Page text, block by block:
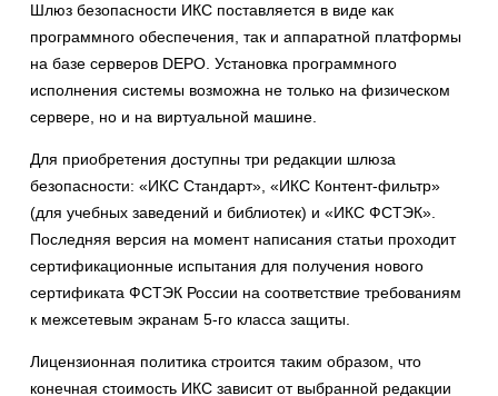
Шлюз безопасности ИКС поставляется в виде как
программного обеспечения, так и аппаратной платформы
на базе серверов DEPO. Установка программного
исполнения системы возможна не только на физическом
сервере, но и на виртуальной машине.
Для приобретения доступны три редакции шлюза
безопасности: «ИКС Стандарт», «ИКС Контент-фильтр»
(для учебных заведений и библиотек) и «ИКС ФСТЭК».
Последняя версия на момент написания статьи проходит
сертификационные испытания для получения нового
сертификата ФСТЭК России на соответствие требованиям
к межсетевым экранам 5-го класса защиты.
Лицензионная политика строится таким образом, что
конечная стоимость ИКС зависит от выбранной редакции